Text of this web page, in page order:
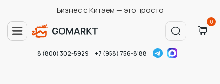
Бизнес с Китаем — это просто
0
8 (800) 302-5929 +7 (958) 756-8188